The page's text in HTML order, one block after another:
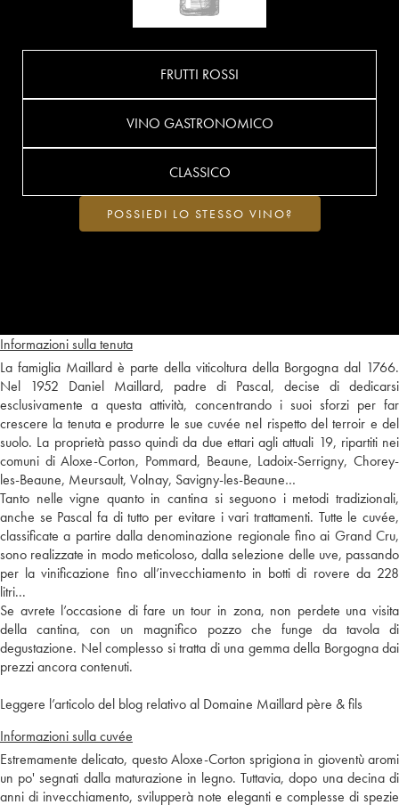
Informazioni sulla tenuta
La famiglia Maillard è parte della viticoltura della Borgogna dal 1766.
Nel 1952 Daniel Maillard, padre di Pascal, decise di dedicarsi
esclusivamente a questa attività, concentrando i suoi sforzi per far
crescere la tenuta e produrre le sue cuvée nel rispetto del terroir e del
suolo. La proprietà passo quindi da due ettari agli attuali 19, ripartiti nei
comuni di Aloxe-Corton, Pommard, Beaune, Ladoix-Serrigny, Chorey-
les-Beaune, Meursault, Volnay, Savigny-les-Beaune…
Tanto nelle vigne quanto in cantina si seguono i metodi tradizionali,
anche se Pascal fa di tutto per evitare i vari trattamenti. Tutte le cuvée,
classificate a partire dalla denominazione regionale fino ai Grand Cru,
sono realizzate in modo meticoloso, dalla selezione delle uve, passando
per la vinificazione fino all’invecchiamento in botti di rovere da 228
litri...
Se avrete l’occasione di fare un tour in zona, non perdete una visita
della cantina, con un magnifico pozzo che funge da tavola di
degustazione. Nel complesso si tratta di una gemma della Borgogna dai
prezzi ancora contenuti.
Leggere l’articolo del blog relativo al Domaine Maillard père & fils
Informazioni sulla cuvée
Estremamente delicato, questo Aloxe-Corton sprigiona in gioventù aromi
un po' segnati dalla maturazione in legno. Tuttavia, dopo una decina di
anni di invecchiamento, svilupperà note eleganti e complesse di spezie
FRUTTI ROSSI
VINO GASTRONOMICO
CLASSICO
POSSIEDI LO STESSO VINO?